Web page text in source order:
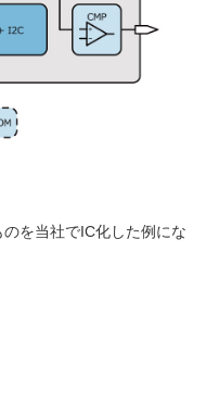
を当社でIC化した例にな